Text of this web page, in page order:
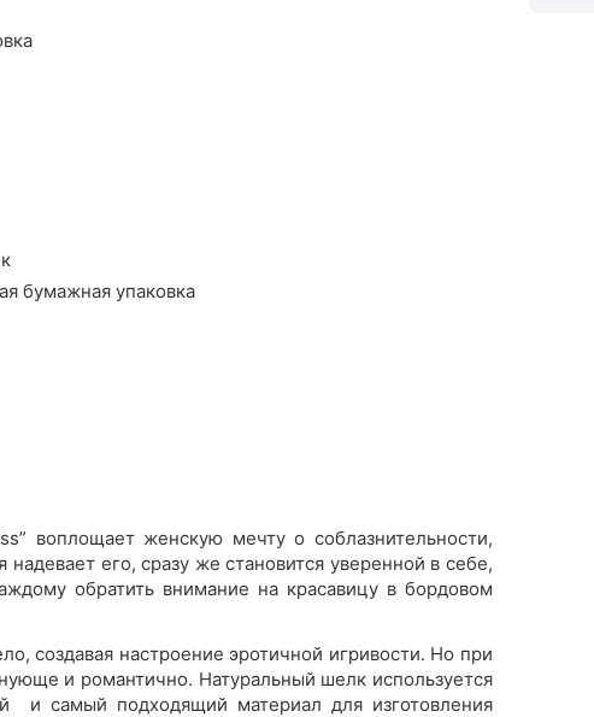
бумажная упаковка
воплощает женскую мечту о соблазнительности,
его, сразу же становится уверенной в себе,
обратить внимание на красавицу в бордовом
создавая настроение эротичной игривости. Но при
и романтично. Натуральный шелк используется
и самый подходящий материал для изготовления